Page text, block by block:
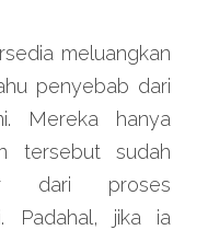
meluangkan
penyebab dari
Mereka hanya
tersebut sudah
dari proses
Padahal, jika ia